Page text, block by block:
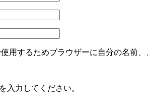
用するためブラウザーに自分の名前
入力してください。